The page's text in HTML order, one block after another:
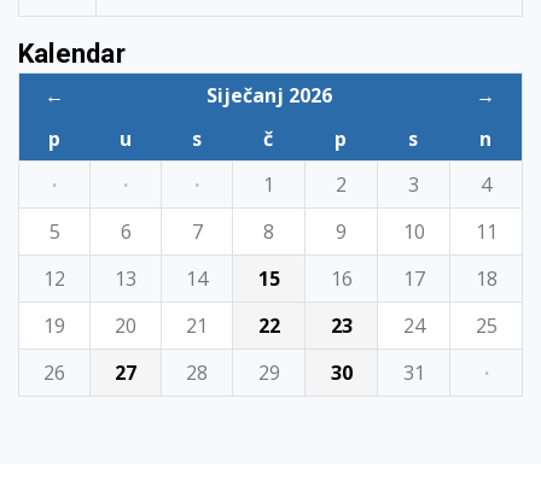
Kalendar
← Siječanj 2026
→
p
u s č p s
n
·
· · 1 2 3
4
5
6 7 8 9 10
11
12
13 14 15 16 17
18
19
20 21 22 23 24
25
26
27 28 29 30 31 ·